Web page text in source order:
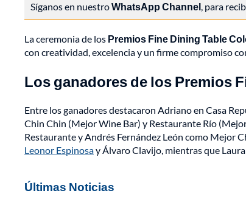
Síganos en nuestroWhatsApp Channel, para
La ceremonia de los Premios Fine Dining Table
con creatividad, excelencia y un firme compromiso
Los ganadores de los Premios
Entre los ganadores destacaron Adriano en Casa
Chin Chin (Mejor Wine Bar) y Restaurante Río
Restaurante y Andrés Fernández León como Mejor
Leonor Espinosay Álvaro Clavijo, mientras que
Últimas Noticias